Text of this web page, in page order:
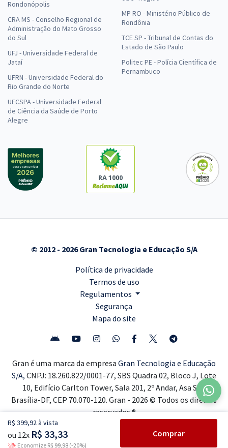
R$ 399,92 à vista
ou 12x R$ 33,33
Economize R$ 99,98 (-20%)
Comprar
Rondonópolis
CRA MS - Conselho Regional de
Administração do Mato Grosso
do Sul
UFJ - Universidade Federal de
Jataí
UFRN - Universidade Federal do
Rio Grande do Norte
UFCSPA - Universidade Federal
de Ciência da Saúde de Porto
Alegre
MP RO - Ministério Público de
Rondônia
TCE SP - Tribunal de Contas do
Estado de São Paulo
Politec PE - Polícia Científica de
Pernambuco
RA 1000
© 2012 - 2026 Gran Tecnologia e Educação S/A
Política de privacidade
Termos de uso
Regulamentos
Segurança
Mapa do site
Gran é uma marca da empresa Gran Tecnologia e Educação
S/A, CNPJ: 18.260.822/0001-77, SBS Quadra 02, Bloco J, Lote
10, Edifício Carlton Tower, Sala 201, 2º Andar, Asa Sul,
Brasília-DF, CEP 70.070-120. Gran - 2026 © Todos os direitos
reservados ®